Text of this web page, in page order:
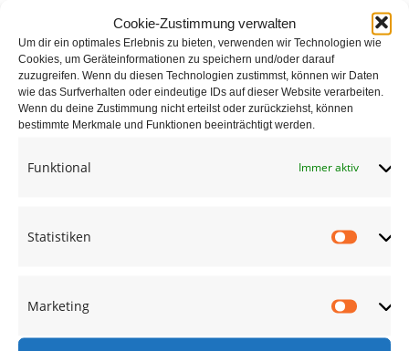
Cookie-Zustimmung verwalten
Um dir ein optimales Erlebnis zu bieten, verwenden wir Technologien wie
Cookies, um Geräteinformationen zu speichern und/oder darauf
zuzugreifen. Wenn du diesen Technologien zustimmst, können wir Daten
wie das Surfverhalten oder eindeutige IDs auf dieser Website verarbeiten.
Wenn du deine Zustimmung nicht erteilst oder zurückziehst, können
bestimmte Merkmale und Funktionen beeinträchtigt werden.
Funktional Immer aktiv
Statistiken
Marketing
Name *
*
Website
diesem Browser für die nächste Kommentierung speichern.